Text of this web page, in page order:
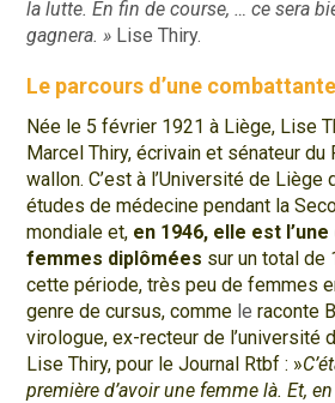
la lutte. En fin de course, … ce sera
gagnera. » Lise Thiry.
Le parcours d’une combattante
Née le 5 février 1921 à Liège, Lise
Marcel Thiry, écrivain et sénateur
wallon. C’est à l’Université de Liège
études de médecine pendant la
mondiale et, en 1946, elle est
femmes diplômées sur un total de
cette période, très peu de femmes
genre de cursus, comme leraconte
virologue, ex-recteur de l’université
Lise Thiry, pour le Journal Rtbf : »
première d’avoir une femme là. Et,